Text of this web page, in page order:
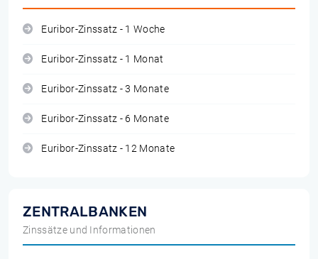
Euribor-Zinssatz - 1 Woche
Euribor-Zinssatz - 1 Monat
Euribor-Zinssatz - 3 Monate
Euribor-Zinssatz - 6 Monate
Euribor-Zinssatz - 12 Monate
ZENTRALBANKEN
Zinssätze und Informationen